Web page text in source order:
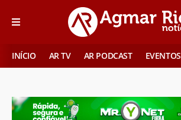
INÍCIO AR TV AR PODCAST EVENTOS